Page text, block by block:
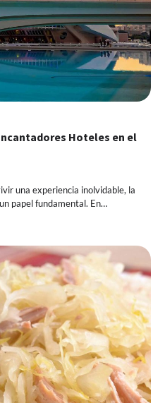
Hoteles en el
una experiencia inolvidable, la
papel fundamental. En…